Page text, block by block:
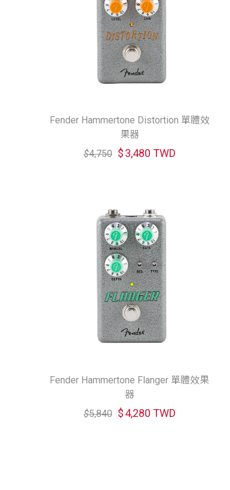
Fender Hammertone Distortion 單體效
果器
$4,750 $3,480 TWD
Fender Hammertone Flanger 單體效果
器
$5,840 $4,280 TWD